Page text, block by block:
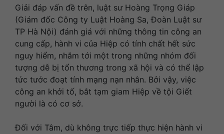
Giải đáp vấn đề trên, luật sư Hoàng Trọng Giáp
(Giám đốc Công ty Luật Hoàng Sa, Đoàn Luật sư
TP Hà Nội) đánh giá với những thông tin công an
cung cấp, hành vi của Hiệp có tính chất hết sức
nguy hiểm, nhắm tới một trong những nhóm đối
tượng dễ bị tổn thương trong xã hội và có thể lập
tức tước đoạt tính mạng nạn nhân. Bởi vậy, việc
công an khởi tố, bắt tạm giam Hiệp về tội Giết
người là có cơ sở.
Đối với Tâm, dù không trực tiếp thực hiện hành vi